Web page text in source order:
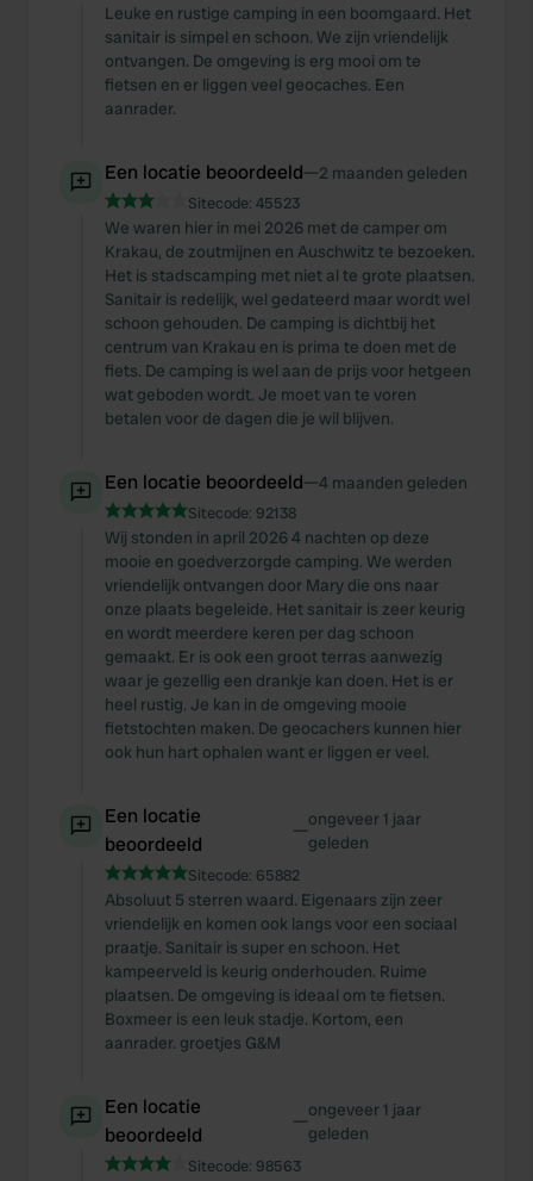
Leuke en rustige camping in een boomgaard. Het
sanitair is simpel en schoon. We zijn vriendelijk
ontvangen. De omgeving is erg mooi om te
fietsen en er liggen veel geocaches. Een
aanrader.
Een locatie beoordeeld—2 maanden geleden
Sitecode: 45523
We waren hier in mei 2026 met de camper om
Krakau, de zoutmijnen en Auschwitz te bezoeken.
Het is stadscamping met niet al te grote plaatsen.
Sanitair is redelijk, wel gedateerd maar wordt wel
schoon gehouden. De camping is dichtbij het
centrum van Krakau en is prima te doen met de
fiets. De camping is wel aan de prijs voor hetgeen
wat geboden wordt. Je moet van te voren
betalen voor de dagen die je wil blijven.
Een locatie beoordeeld—4 maanden geleden
Sitecode: 92138
Wij stonden in april 2026 4 nachten op deze
mooie en goedverzorgde camping. We werden
vriendelijk ontvangen door Mary die ons naar
onze plaats begeleide. Het sanitair is zeer keurig
en wordt meerdere keren per dag schoon
gemaakt. Er is ook een groot terras aanwezig
waar je gezellig een drankje kan doen. Het is er
heel rustig. Je kan in de omgeving mooie
fietstochten maken. De geocachers kunnen hier
ook hun hart ophalen want er liggen er veel.
Een locatie
beoordeeld
—ongeveer 1 jaar
geleden
Sitecode: 65882
Absoluut 5 sterren waard. Eigenaars zijn zeer
vriendelijk en komen ook langs voor een sociaal
praatje. Sanitair is super en schoon. Het
kampeerveld is keurig onderhouden. Ruime
plaatsen. De omgeving is ideaal om te fietsen.
Boxmeer is een leuk stadje. Kortom, een
aanrader. groetjes G&M
Een locatie
beoordeeld
—ongeveer 1 jaar
geleden
Sitecode: 98563